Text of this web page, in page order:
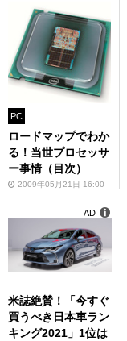
PC
ロードマップでわか
る！当世プロセッサ
ー事情（目次）
2009年05月21日 16:00
米誌絶賛！「今すぐ
買うべき日本車ラン
キング2021」1位は
AD